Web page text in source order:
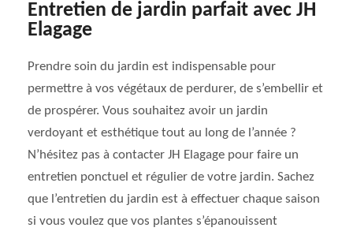
Entretien de jardin parfait avec JH
Elagage
Prendre soin du jardin est indispensable pour
permettre à vos végétaux de perdurer, de s’embellir et
de prospérer. Vous souhaitez avoir un jardin
verdoyant et esthétique tout au long de l’année ?
N’hésitez pas à contacter JH Elagage pour faire un
entretien ponctuel et régulier de votre jardin. Sachez
que l’entretien du jardin est à effectuer chaque saison
si vous voulez que vos plantes s’épanouissent